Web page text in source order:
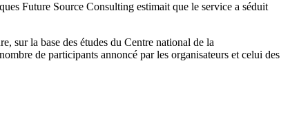
Future Source Consulting estimait que le service a séduit
sur la base des études du Centre national de la
de participants annoncé par les organisateurs et celui des